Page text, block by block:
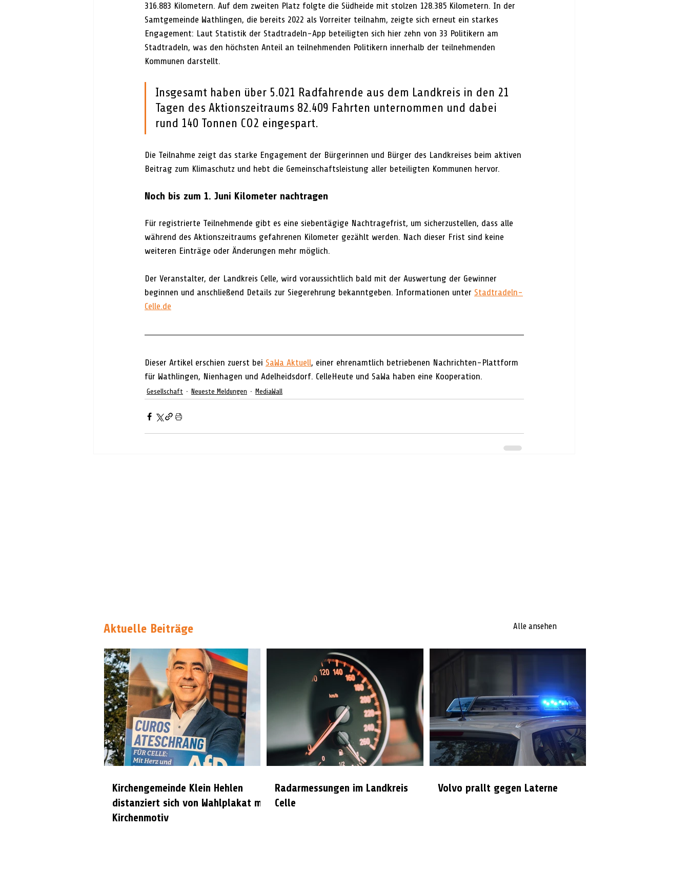
316.883 Kilometern. Auf dem zweiten Platz folgte die Südheide mit stolzen 128.385 Kilometern. In der
Samtgemeinde Wathlingen, die bereits 2022 als Vorreiter teilnahm, zeigte sich erneut ein starkes
Engagement: Laut Statistik der Stadtradeln-App beteiligten sich hier zehn von 33 Politikern am
Stadtradeln, was den höchsten Anteil an teilnehmenden Politikern innerhalb der teilnehmenden
Kommunen darstellt.
Insgesamt haben über 5.021 Radfahrende aus dem Landkreis in den 21
Tagen des Aktionszeitraums 82.409 Fahrten unternommen und dabei
rund 140 Tonnen CO2 eingespart.
Die Teilnahme zeigt das starke Engagement der Bürgerinnen und Bürger des Landkreises beim aktiven
Beitrag zum Klimaschutz und hebt die Gemeinschaftsleistung aller beteiligten Kommunen hervor.
Noch bis zum 1. Juni Kilometer nachtragen
Für registrierte Teilnehmende gibt es eine siebentägige Nachtragefrist, um sicherzustellen, dass alle
während des Aktionszeitraums gefahrenen Kilometer gezählt werden. Nach dieser Frist sind keine
weiteren Einträge oder Änderungen mehr möglich.
Der Veranstalter, der Landkreis Celle, wird voraussichtlich bald mit der Auswertung der Gewinner
beginnen und anschließend Details zur Siegerehrung bekanntgeben. Informationen unter Stadtradeln-
Celle.de
Dieser Artikel erschien zuerst bei SaWa Aktuell, einer ehrenamtlich betriebenen Nachrichten-Plattform
für Wathlingen, Nienhagen und Adelheidsdorf. CelleHeute und SaWa haben eine Kooperation.
Gesellschaft Neueste Meldungen MediaWall
Aktuelle Beiträge Alle ansehen
Kirchengemeinde Klein Hehlen
distanziert sich von Wahlplakat mit
Kirchenmotiv
Radarmessungen im Landkreis
Celle
Volvo prallt gegen Laterne